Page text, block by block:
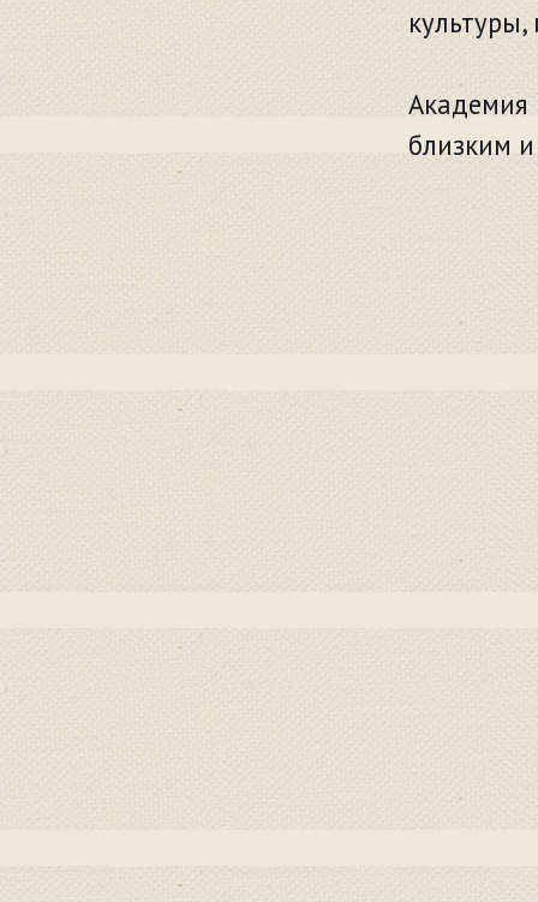
культуры,
Академия
близким